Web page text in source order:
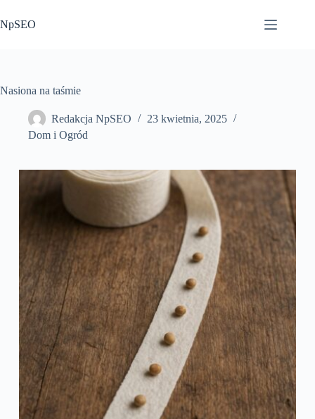
do
treści
NpSEO
Nasiona na taśmie
Redakcja NpSEO
23 kwietnia, 2025
Dom i Ogród